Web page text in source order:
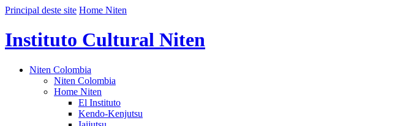
Principal deste site Home Niten
Instituto Cultural Niten
Niten Colombia
Niten Colombia
Home Niten
El Instituto
Kendo-Kenjutsu